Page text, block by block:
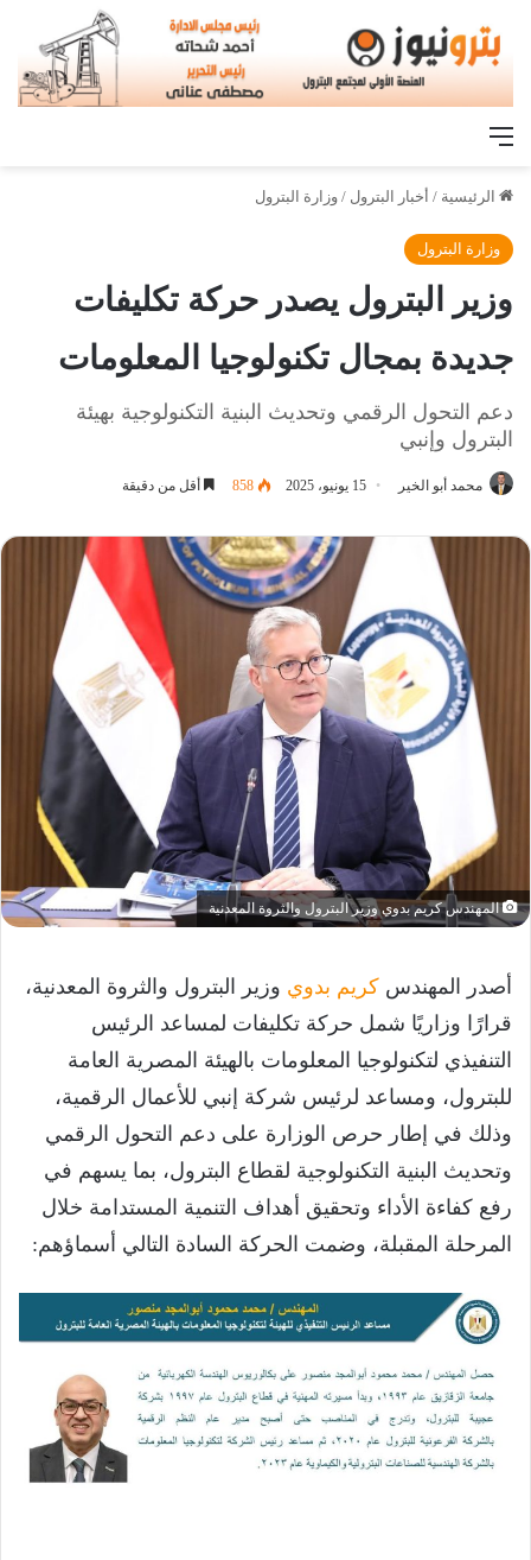
القائمة
الرئيسية / أخبار البترول / وزارة البترول
وزارة البترول
وزير البترول يصدر حركة تكليفات
جديدة بمجال تكنولوجيا المعلومات
دعم التحول الرقمي وتحديث البنية التكنولوجية بهيئة
البترول وإنبي
محمد أبو الخير 15 يونيو، 2025 858 أقل من دقيقة
المهندس كريم بدوي وزير البترول والثروة المعدنية
أصدر المهندس كريم بدوي وزير البترول والثروة المعدنية،
قرارًا وزاريًا شمل حركة تكليفات لمساعد الرئيس
التنفيذي لتكنولوجيا المعلومات بالهيئة المصرية العامة
للبترول، ومساعد لرئيس شركة إنبي للأعمال الرقمية،
وذلك في إطار حرص الوزارة على دعم التحول الرقمي
وتحديث البنية التكنولوجية لقطاع البترول، بما يسهم في
رفع كفاءة الأداء وتحقيق أهداف التنمية المستدامة خلال
المرحلة المقبلة، وضمت الحركة السادة التالي أسماؤهم: